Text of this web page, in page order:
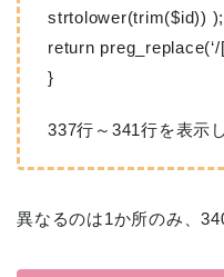
strtolower(trim($id)) );
return
}
337行～341行を表示
異なるのは1か所のみ、